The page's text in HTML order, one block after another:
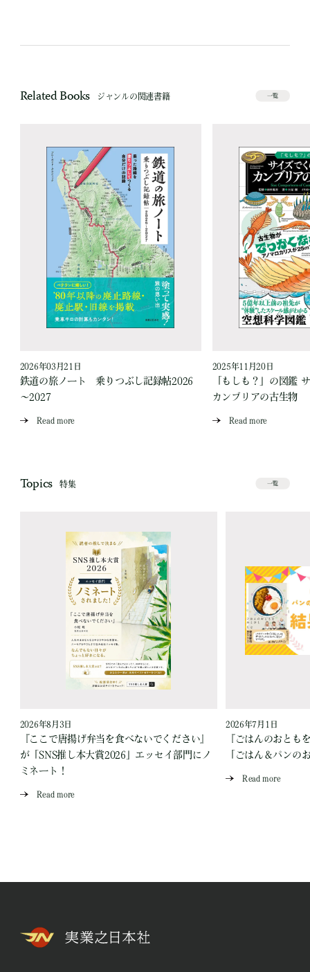
Related Books ジャンルの関連書籍 一覧
2026年03月21日
鉄道の旅ノート 乗りつぶし記録帖2026
～2027
Read more
2025年11月20日
「もしも？」の図鑑
カンブリアの古生物
Read more
Topics 特集 一覧
2026年8月3日
『ここで唐揚げ弁当を食べないでください』
が「SNS推し本大賞2026」エッセイ部門にノ
ミネート！
Read more
2026年7月1日
『ごはんのおとも
「ごはん＆パンの
Read more